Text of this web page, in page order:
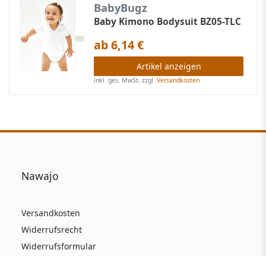
BabyBugz
Baby Kimono Bodysuit BZ05-TLC
ab 6,14 €
Artikel anzeigen
inkl. ges. MwSt. zzgl.Versandkosten
Nawajo
Versandkosten
Widerrufsrecht
Widerrufsformular